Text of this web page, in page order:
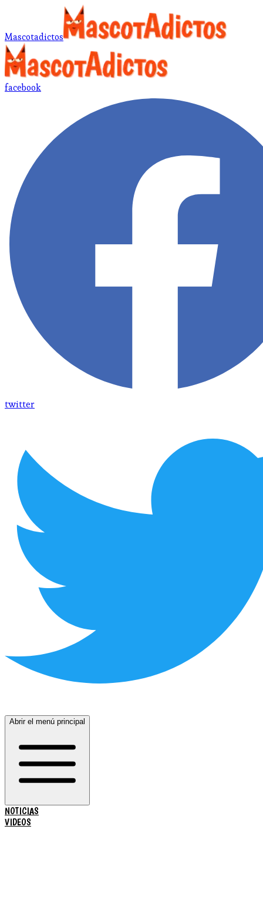
Mascotadictos
facebook
twitter
Abrir el menú principal
NOTICIAS
VIDEOS